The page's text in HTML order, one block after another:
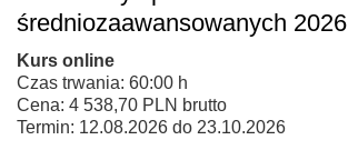
średniozaawansowanych 2026
Kurs online
Czas trwania: 60:00 h
Cena: 4 538,70 PLN brutto
Termin: 12.08.2026 do 23.10.2026